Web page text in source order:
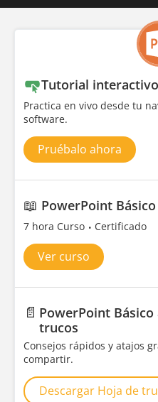
Tutorial interactivo
Practica en vivo desde tu
software.
Pruébalo ahora
📖 PowerPoint
7 hora Curso Certificado
Ver curso
📄 PowerPoint
trucos
Consejos rápidos y atajos
compartir.
Descargar Hoja de